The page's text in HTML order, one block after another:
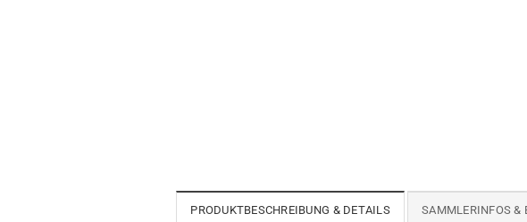
PRODUKTBESCHREIBUNG & DETAILS SAMMLERINFOS &